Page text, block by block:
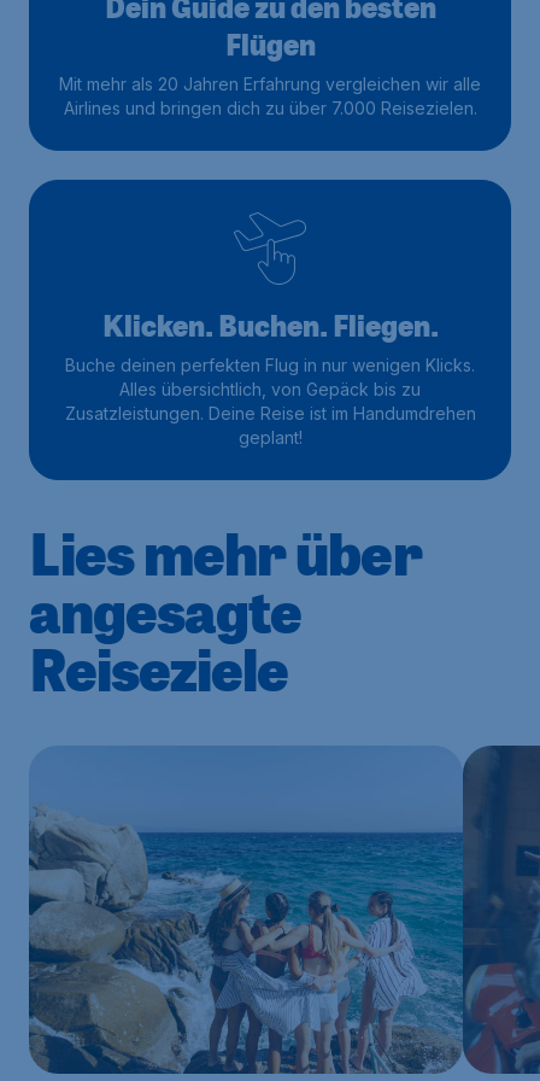
Flügen
Mit mehr als 20 Jahren Erfahrung vergleichen wir alle
Airlines und bringen dich zu über 7.000 Reisezielen.
Klicken. Buchen. Fliegen.
Buche deinen perfekten Flug in nur wenigen Klicks.
Alles übersichtlich, von Gepäck bis zu
Zusatzleistungen. Deine Reise ist im Handumdrehen
geplant!
Lies mehr über
angesagte
Reiseziele